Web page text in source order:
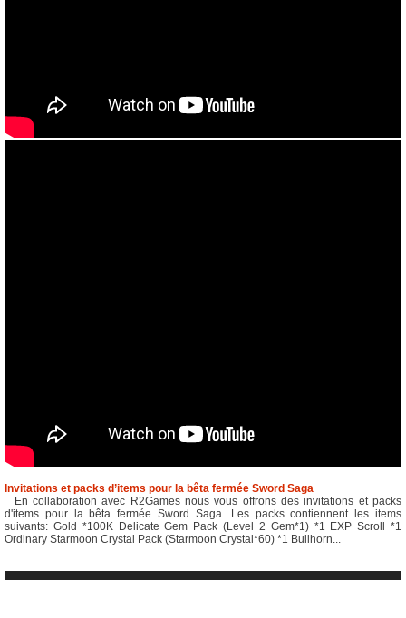
Invitations et packs d’items pour la bêta fermée Sword Saga
En collaboration avec R2Games nous vous offrons des invitations et packs
d'items pour la bêta fermée Sword Saga. Les packs contiennent les items
suivants: Gold *100K Delicate Gem Pack (Level 2 Gem*1) *1 EXP Scroll *1
Ordinary Starmoon Crystal Pack (Starmoon Crystal*60) *1 Bullhorn...